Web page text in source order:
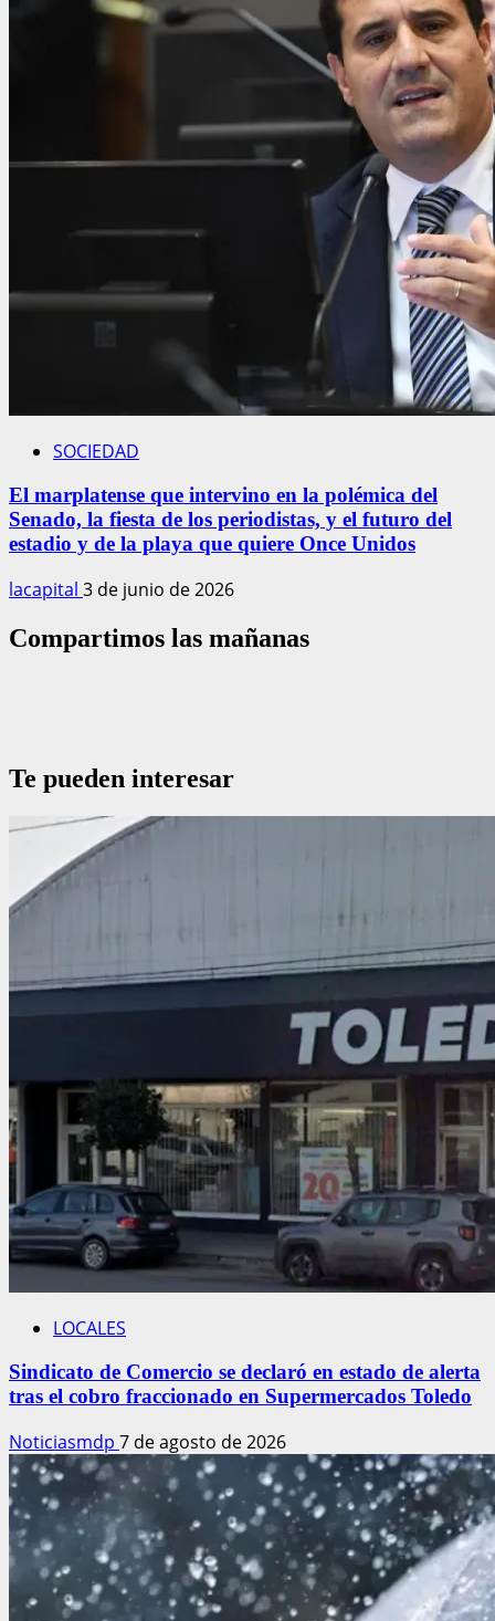
SOCIEDAD
El marplatense que intervino en la polémica del
Senado, la fiesta de los periodistas, y el futuro del
estadio y de la playa que quiere Once Unidos
lacapital 3 de junio de 2026
Compartimos las mañanas
Te pueden interesar
LOCALES
Sindicato de Comercio se declaró en estado de alerta
tras el cobro fraccionado en Supermercados Toledo
Noticiasmdp 7 de agosto de 2026